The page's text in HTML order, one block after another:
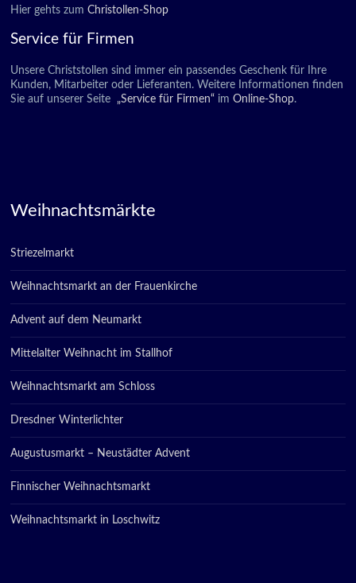
Hier gehts zumChristollen-Shop
Service für Firmen
Unsere Christstollen sind immer ein passendes Geschenk für Ihre
Kunden, Mitarbeiter oder Lieferanten. Weitere Informationen finden
Sie auf unserer Seite
„Service für Firmen“ im Online-Shop.
Weihnachtsmärkte
Striezelmarkt
Weihnachtsmarkt an der Frauenkirche
Advent auf dem Neumarkt
Mittelalter Weihnacht im Stallhof
Weihnachtsmarkt am Schloss
Dresdner Winterlichter
Augustusmarkt – Neustädter Advent
Finnischer Weihnachtsmarkt
Weihnachtsmarkt in Loschwitz